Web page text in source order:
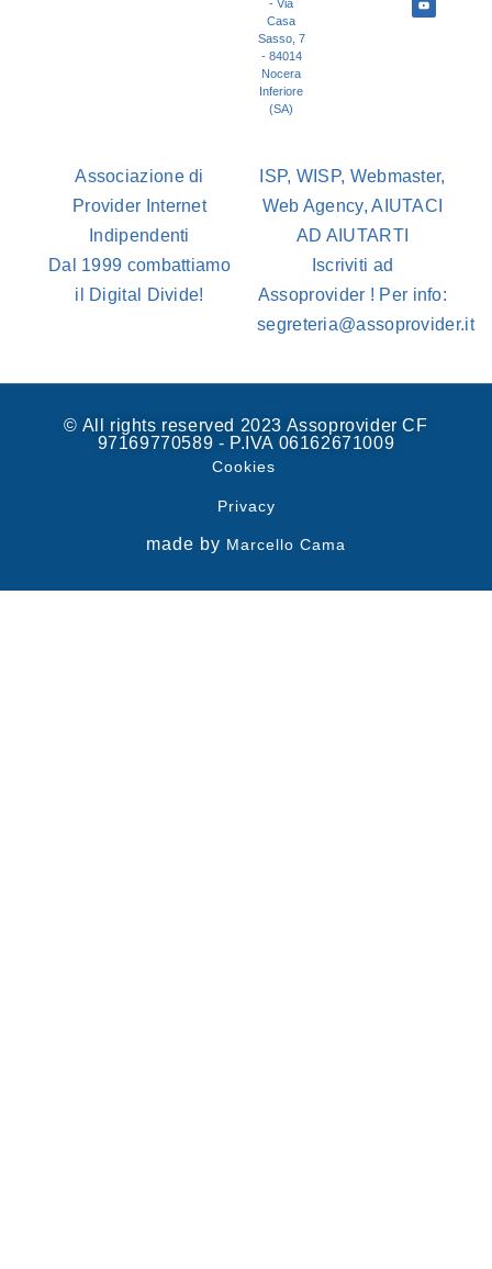
- Via
Casa
Sasso, 7
- 84014
Nocera
Inferiore
(SA)
Associazione di
Provider Internet
Indipendenti
Dal 1999 combattiamo
il Digital Divide!
ISP, WISP, Webmaster,
Web Agency, AIUTACI
AD AIUTARTI
Iscriviti ad
Assoprovider ! Per info:
segreteria@assoprovider.it
© All rights reserved 2023 Assoprovider CF
97169770589 - P.IVA 06162671009
Cookies
Privacy
made by Marcello Cama